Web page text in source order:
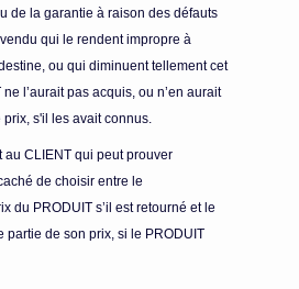
de la garantie à raison des défauts
qui le rendent impropre à
ou qui diminuent tellement cet
l’aurait pas acquis, ou n’en aurait
s'il les avait connus.
au CLIENT qui peut prouver
de choisir entre le
du PRODUIT s’il est retourné et le
partie de son prix, si le PRODUIT